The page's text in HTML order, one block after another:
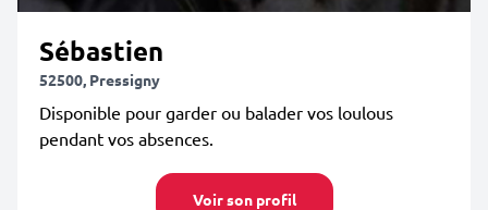
Sébastien
52500, Pressigny
Disponible pour garder ou balader vos loulous
pendant vos absences.
Voir son profil